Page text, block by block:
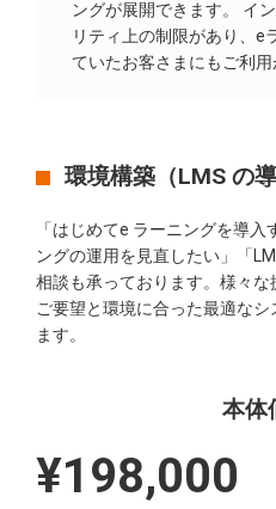
ングが展開できます。 イ
リティ上の制限があり、e
ていたお客さまにもご利用
環境構築（LMS の
「はじめてe ラーニングを導
ングの運用を見直したい」「
相談も承っております。様々
ご要望と環境に合った最適な
ます。
本体
¥198,000